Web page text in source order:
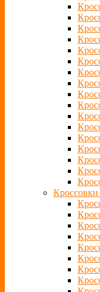
Кроссовки